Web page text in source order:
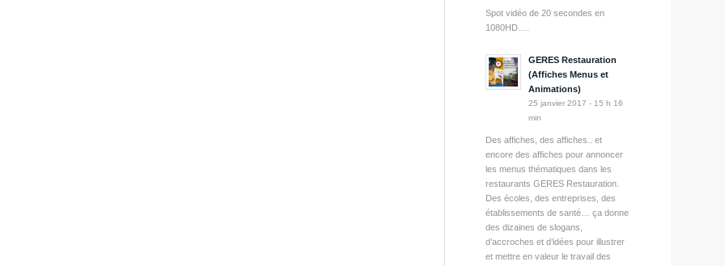
Spot vidéo de 20 secondes en
1080HD….
GERES Restauration
(Affiches Menus et
Animations)
25 janvier 2017 - 15 h 16
min
Des affiches, des affiches.. et
encore des affiches pour annoncer
les menus thématiques dans les
restaurants GERES Restauration.
Des écoles, des entreprises, des
établissements de santé… ça donne
des dizaines de slogans,
d’accroches et d’idées pour illustrer
et mettre en valeur le travail des